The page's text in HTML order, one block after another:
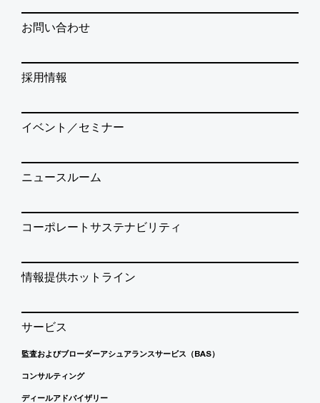
お問い合わせ
採用情報
イベント／セミナー
ニュースルーム
コーポレートサステナビリティ
情報提供ホットライン
サービス
監査およびブローダーアシュアランスサービス（BAS）
コンサルティング
ディールアドバイザリー